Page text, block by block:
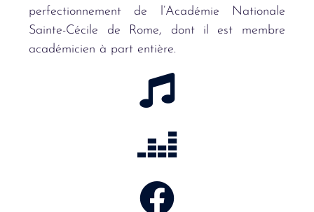
perfectionnement de l’Académie Nationale
Sainte-Cécile de Rome, dont il est membre
académicien à part entière.